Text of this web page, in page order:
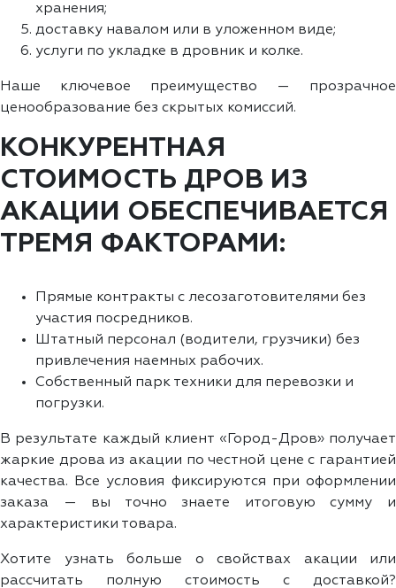
хранения;
доставку навалом или в уложенном виде;
услуги по укладке в дровник и колке.
Наше ключевое преимущество — прозрачное
ценообразование без скрытых комиссий.
КОНКУРЕНТНАЯ
СТОИМОСТЬ ДРОВ ИЗ
АКАЦИИ ОБЕСПЕЧИВАЕТСЯ
ТРЕМЯ ФАКТОРАМИ:
Прямые контракты с лесозаготовителями без
участия посредников.
Штатный персонал (водители, грузчики) без
привлечения наемных рабочих.
Собственный парк техники для перевозки и
погрузки.
В результате каждый клиент «Город-Дров» получает
жаркие дрова из акации по честной цене с гарантией
качества. Все условия фиксируются при оформлении
заказа — вы точно знаете итоговую сумму и
характеристики товара.
Хотите узнать больше о свойствах акации или
рассчитать полную стоимость с доставкой?